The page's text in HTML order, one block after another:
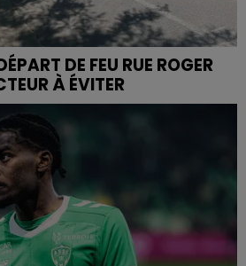
DE FEU RUE ROGER
À ÉVITER